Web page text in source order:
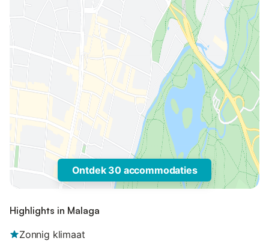
Ontdek 30 accommodaties
Highlights in Malaga
Zonnig klimaat